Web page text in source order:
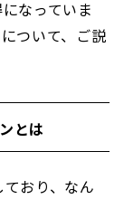
なっていま
ついて、ご説
とは
おり、なん